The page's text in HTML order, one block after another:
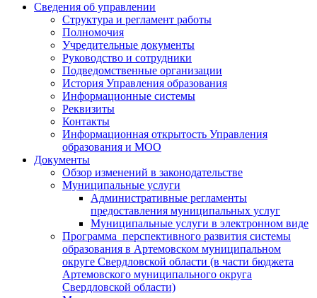
Сведения об управлении
Структура и регламент работы
Полномочия
Учредительные документы
Руководство и сотрудники
Подведомственные организации
История Управления образования
Информационные системы
Реквизиты
Контакты
Информационная открытость Управления
образования и МОО
Документы
Обзор изменений в законодательстве
Муниципальные услуги
Административные регламенты
предоставления муниципальных услуг
Муниципальные услуги в электронном виде
Программа перспективного развития системы
образования в Артемовском муниципальном
округе Свердловской области (в части бюджета
Артемовского муниципального округа
Свердловской области)